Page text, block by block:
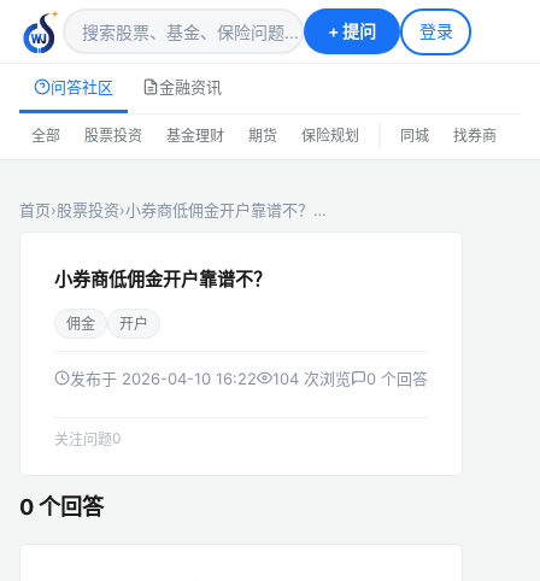
+提问 登录
问答社区 金融资讯
全部 股票投资 基金理财 期货 保险规划 同城 找券商
首页›股票投资›小券商低佣金开户靠谱不？…
小券商低佣金开户靠谱不？
佣金 开户
发布于 2026-04-10 16:22 104 次浏览 0 个回答
关注问题0
0 个回答